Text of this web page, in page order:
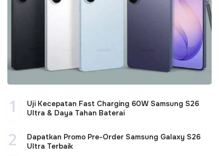
1
Uji Kecepatan Fast Charging 60W Samsung S26
Ultra & Daya Tahan Baterai
2
Dapatkan Promo Pre-Order Samsung Galaxy S26
Ultra Terbaik